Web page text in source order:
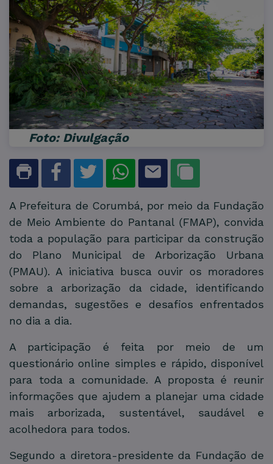
Foto: Divulgação
A Prefeitura de Corumbá, por meio da Fundação
de Meio Ambiente do Pantanal (FMAP), convida
toda a população para participar da construção
do Plano Municipal de Arborização Urbana
(PMAU). A iniciativa busca ouvir os moradores
sobre a arborização da cidade, identificando
demandas, sugestões e desafios enfrentados
no dia a dia.
A participação é feita por meio de um
questionário online simples e rápido, disponível
para toda a comunidade. A proposta é reunir
informações que ajudem a planejar uma cidade
mais arborizada, sustentável, saudável e
acolhedora para todos.
Segundo a diretora-presidente da Fundação de